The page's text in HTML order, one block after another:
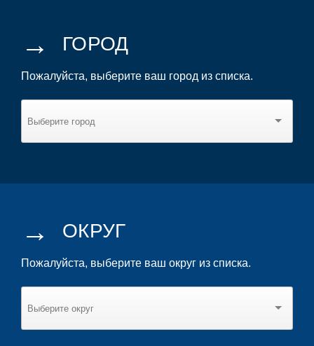
→ ГОРОД
Пожалуйста, выберите ваш город из списка.
→ ОКРУГ
Пожалуйста, выберите ваш округ из списка.